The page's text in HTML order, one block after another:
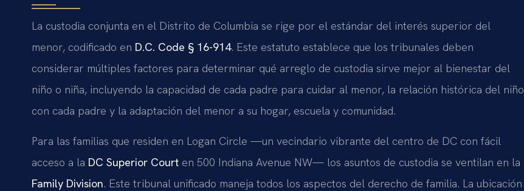
La custodia conjunta en el Distrito de Columbia se rige por el estándar del interés superior del
menor, codificado en D.C. Code § 16-914. Este estatuto establece que los tribunales deben
considerar múltiples factores para determinar qué arreglo de custodia sirve mejor al bienestar del
niño o niña, incluyendo la capacidad de cada padre para cuidar al menor, la relación histórica del niño
con cada padre y la adaptación del menor a su hogar, escuela y comunidad.
Para las familias que residen en Logan Circle —un vecindario vibrante del centro de DC con fácil
acceso a la DC Superior Court en 500 Indiana Avenue NW— los asuntos de custodia se ventilan en la
Family Division. Este tribunal unificado maneja todos los aspectos del derecho de familia. La ubicación